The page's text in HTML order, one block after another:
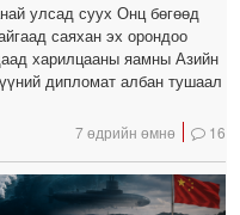
улсад суух Онц бөгөөд
саяхан эх орондоо
харилцааны яамны Азийн
дипломат албан тушаал
7 өдрийн өмнө 16